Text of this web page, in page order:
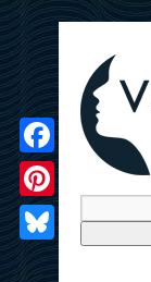
Facebook
Pinterest
Bluesky